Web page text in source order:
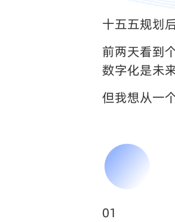
十五五规划
前两天看到
数字化是未
但我想从一
01